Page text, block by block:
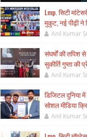
Lmp. सिटी
मुकुट, नई पीढ़ी ने
Anil Kumar
संघर्षों की तपिश
सुकीर्ति गुप्ता की
Anil Kumar
डिजिटल दुनिया
सोशल मीडिया
Anil Kumar